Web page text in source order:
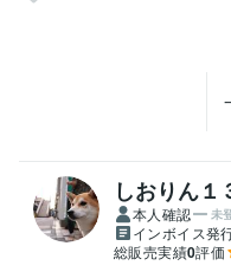
しおりん１
本人確認 未
インボイス発
総販売実績0評価